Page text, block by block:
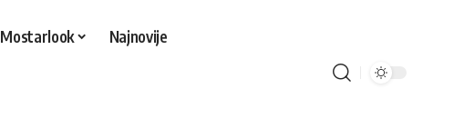
Mostarlook Najnovije